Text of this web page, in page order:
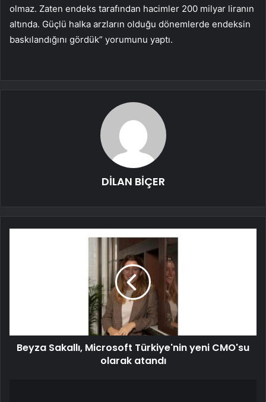
olmaz. Zaten endeks tarafından hacimler 200 milyar liranın
altında. Güçlü halka arzların olduğu dönemlerde endeksin
baskılandığını gördük” yorumunu yaptı.
DİLAN BİÇER
Beyza Sakallı, Microsoft Türkiye'nin yeni CMO'su
olarak atandı